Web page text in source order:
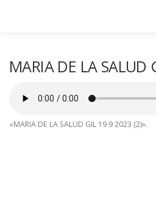
INICIAR SESIÓN
MARIA DE LA SALUD
«MARIA DE LA SALUD GIL 19 9 2023 (2)».